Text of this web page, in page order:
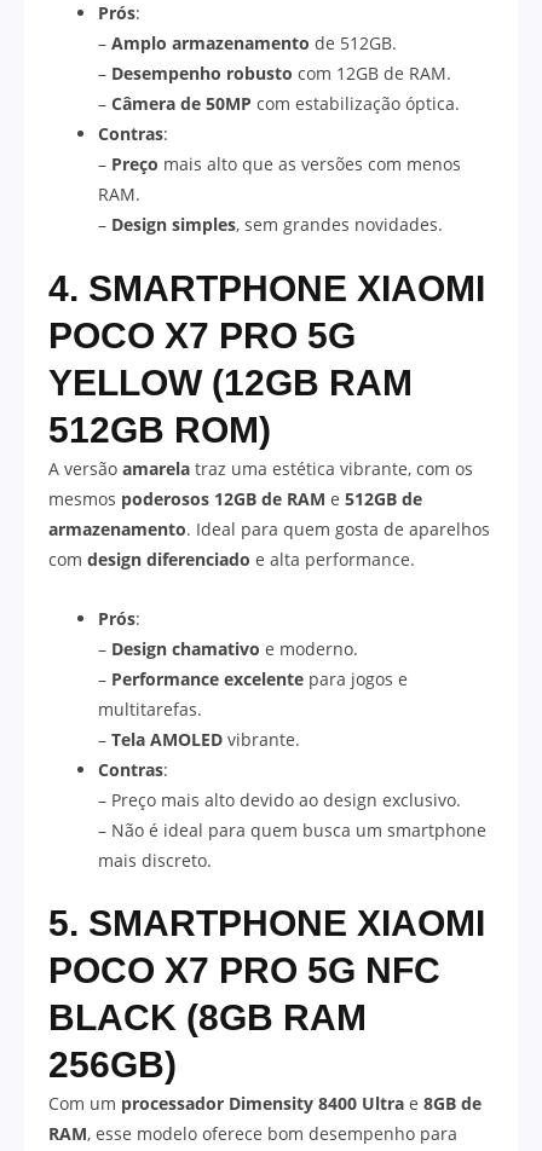
Prós:
–Amplo armazenamento de 512GB.
– Desempenho robusto com 12GB de RAM.
–Câmera de 50MP com estabilização óptica.
Contras:
– Preço mais alto que as versões com menos
RAM.
– Design simples, sem grandes novidades.
4. SMARTPHONE XIAOMI
POCO X7 PRO 5G
YELLOW (12GB RAM
512GB ROM)
A versão amarela traz uma estética vibrante, com os
mesmos poderosos 12GB de RAM e 512GB de
armazenamento. Ideal para quem gosta de aparelhos
com design diferenciado e alta performance.
Prós:
– Design chamativo e moderno.
– Performance excelente para jogos e
multitarefas.
–Tela AMOLED vibrante.
Contras:
– Preço mais alto devido ao design exclusivo.
– Não é ideal para quem busca um smartphone
mais discreto.
5. SMARTPHONE XIAOMI
POCO X7 PRO 5G NFC
BLACK (8GB RAM
256GB)
Com um processador Dimensity 8400 Ultra e 8GB de
RAM, esse modelo oferece bom desempenho para